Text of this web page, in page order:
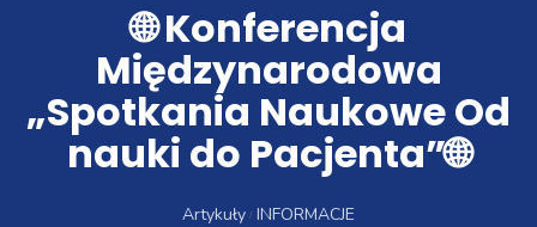
🌐 Konferencja
Międzynarodowa
„Spotkania Naukowe Od
nauki do Pacjenta”🌐
Artykuły INFORMACJE